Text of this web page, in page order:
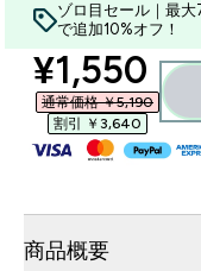
ゾロ目セール｜最
で追加10%オフ！
¥1,550‎
通常価格 ￥5,190‎
割引 ￥3,640‎
商品概要